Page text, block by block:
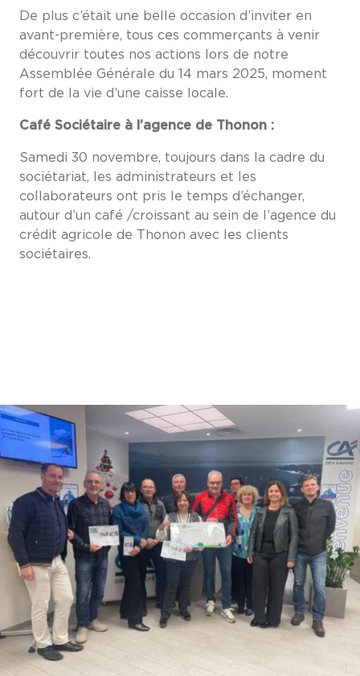
De plus c’était une belle occasion d’inviter en
avant-première, tous ces commerçants à venir
découvrir toutes nos actions lors de notre
Assemblée Générale du 14 mars 2025, moment
fort de la vie d’une caisse locale.
Café Sociétaire à l’agence de Thonon :
Samedi 30 novembre, toujours dans la cadre du
sociétariat, les administrateurs et les
collaborateurs ont pris le temps d’échanger,
autour d’un café /croissant au sein de l’agence du
crédit agricole de Thonon avec les clients
sociétaires.